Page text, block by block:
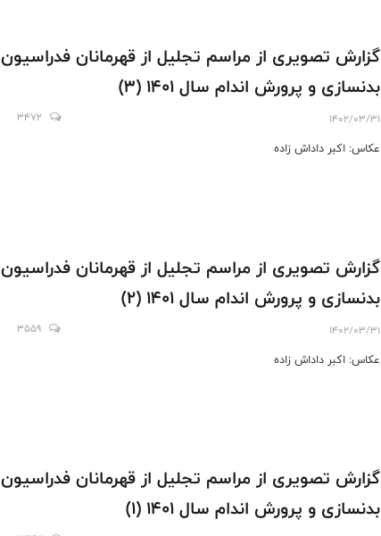
گزارش تصویری از مراسم تجليل از قهرمانان فدراسيون
بدنسازى و پرورش اندام سال ۱۴۰۱ (3)
1402/03/31
3472
عکاس: اکبر داداش زاده
گزارش تصویری از مراسم تجليل از قهرمانان فدراسيون
بدنسازى و پرورش اندام سال ۱۴۰۱ (2)
1402/03/31
3559
عکاس: اکبر داداش زاده
گزارش تصویری از مراسم تجليل از قهرمانان فدراسيون
بدنسازى و پرورش اندام سال ۱۴۰۱ (۱)